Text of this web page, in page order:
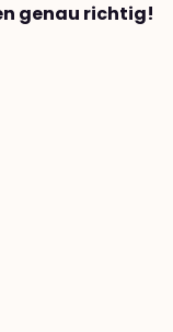
genau richtig!